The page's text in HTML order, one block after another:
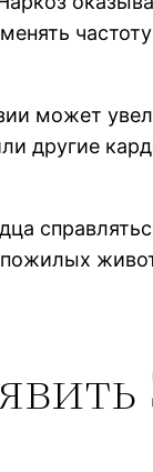
может
другие